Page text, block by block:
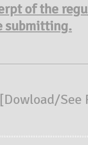
of the
submitting.
[Dowload/See